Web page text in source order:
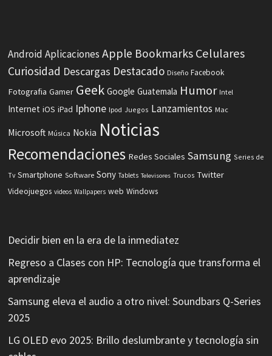
Android Aplicaciones Apple Bookmarks Celulares
Curiosidad Descargas Destacado Diseño Facebook
Fotografia Gamer Geek Google Guatemala Humor Intel
Internet iOS iPad Iphone Ipod Juegos Lanzamientos Mac
Microsoft Música Nokia Noticias
Recomendaciones Redes Sociales Samsung Series de
Tv Smartphone Software Sony Tablets Televisores Trucos Twitter
Videojuegos videos Wallpapers web Windows
Decidir bien en la era de la inmediatez
Regreso a Clases con HP: Tecnología que transforma el
aprendizaje
Samsung eleva el audio a otro nivel: Soundbars Q-Series
2025
LG OLED evo 2025: Brillo deslumbrante y tecnología sin